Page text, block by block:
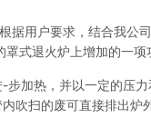
据用户要求，结合我公
式退火炉上增加的一项
加热，并以一定的压
吹扫的废可直接排出